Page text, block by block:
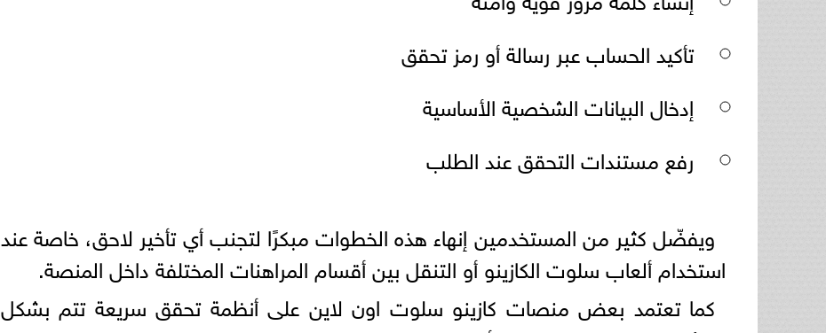
تأكيد الحساب عبر رسالة أو رمز تحقق
إدخال البيانات الشخصية الأساسية
رفع مستندات التحقق عند الطلب
ويفضّل كثير من المستخدمين إنهاء هذه الخطوات مبكرًا لتجنب أي تأخير لاحق، خاصة عند
استخدام ألعاب سلوت الكازينو أو التنقل بين أقسام المراهنات المختلفة داخل المنصة.
كما تعتمد بعض منصات كازينو سلوت اون لاين على أنظمة تحقق سريعة تتم بشكل